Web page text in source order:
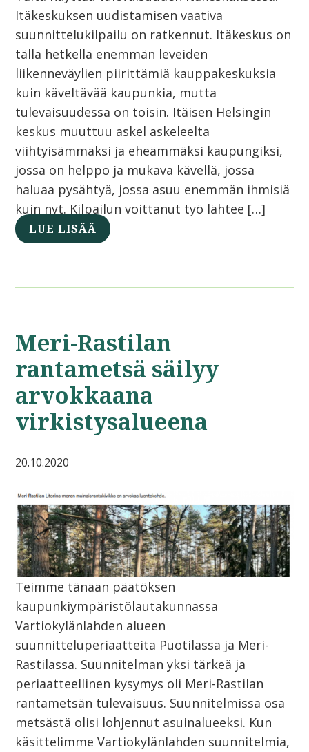
Itäkeskuksen uudistamisen vaativa
suunnittelukilpailu on ratkennut. Itäkeskus on
tällä hetkellä enemmän leveiden
liikenneväylien piirittämiä kauppakeskuksia
kuin käveltävää kaupunkia, mutta
tulevaisuudessa on toisin. Itäisen Helsingin
keskus muuttuu askel askeleelta
viihtyisämmäksi ja eheämmäksi kaupungiksi,
jossa on helppo ja mukava kävellä, jossa
haluaa pysähtyä, jossa asuu enemmän ihmisiä
kuin nyt. Kilpailun voittanut työ lähtee […]
LUE LISÄÄ
Meri-Rastilan
rantametsä säilyy
arvokkaana
virkistysalueena
20.10.2020
Teimme tänään päätöksen
kaupunkiympäristölautakunnassa
Vartiokylänlahden alueen
suunnitteluperiaatteita Puotilassa ja Meri-
Rastilassa. Suunnitelman yksi tärkeä ja
periaatteellinen kysymys oli Meri-Rastilan
rantametsän tulevaisuus. Suunnitelmissa osa
metsästä olisi lohjennut asuinalueeksi. Kun
käsittelimme Vartiokylänlahden suunnitelmia,